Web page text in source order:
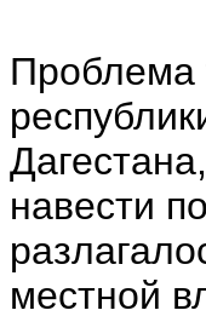
Проблема
навести
местной